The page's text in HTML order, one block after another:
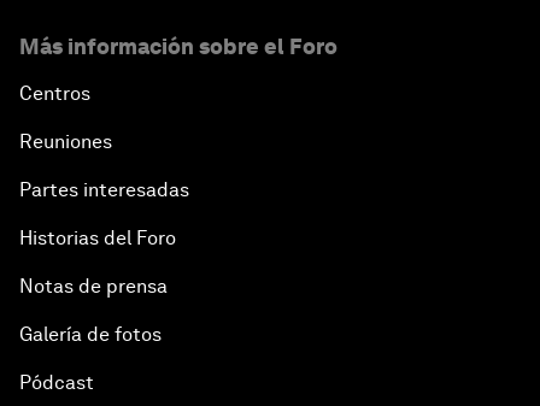
Más información sobre el Foro
Centros
Reuniones
Partes interesadas
Historias del Foro
Notas de prensa
Galería de fotos
Pódcast